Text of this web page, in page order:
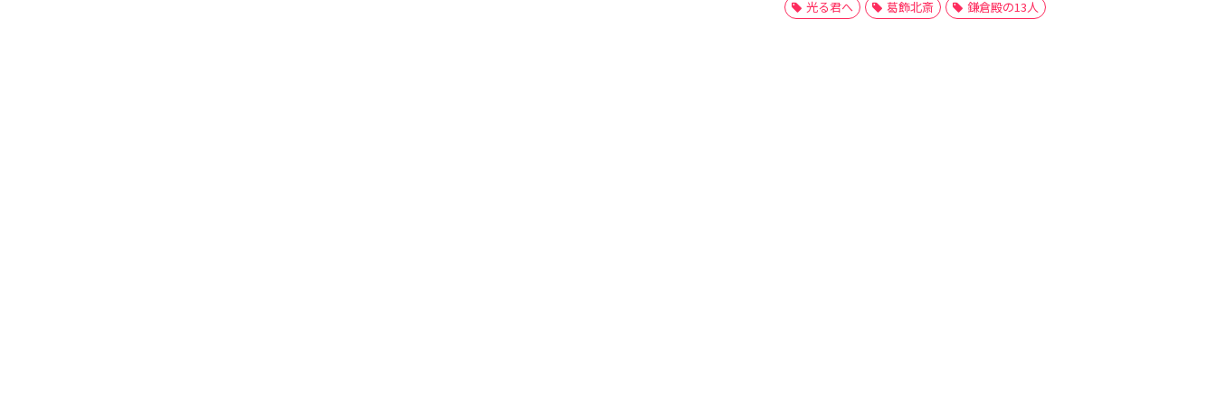
光る君へ 葛飾北斎 鎌倉殿の13人